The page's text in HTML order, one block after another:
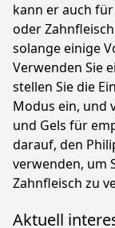
kann er auch
oder
solange einige
Verwenden Sie
stellen Sie die
Modus ein, und
und Gels für
darauf, den
verwenden, um
Zahnfleisch zu
Aktuell